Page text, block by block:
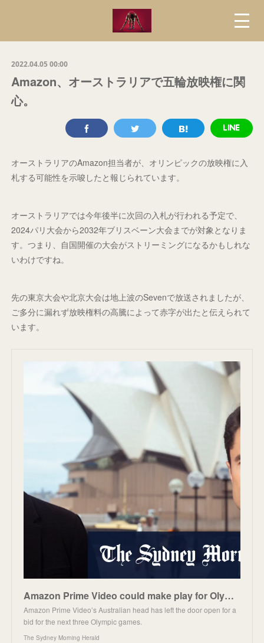
2022.04.05 00:00
Amazon、オーストラリアで五輪放映権に関
心。
オーストラリアのAmazon担当者が、オリンピックの放映権に入
札する可能性を示唆したと報じられています。
オーストラリアでは今年後半に次回の入札が行われる予定で、
2024パリ大会から2032年ブリスベーン大会までが対象となりま
す。つまり、自国開催の大会がストリーミングになるかもしれな
いわけですね。
先の東京大会や北京大会は地上波のSevenで放送されましたが、
ご多分に漏れず放映権料の高騰によって赤字が出たと伝えられて
います。
Amazon Prime Video could make play for Olympics
Amazon Prime Video’s Australian head has left the door open for a
bid for the next three Olympic games.
The Sydney Morning Herald